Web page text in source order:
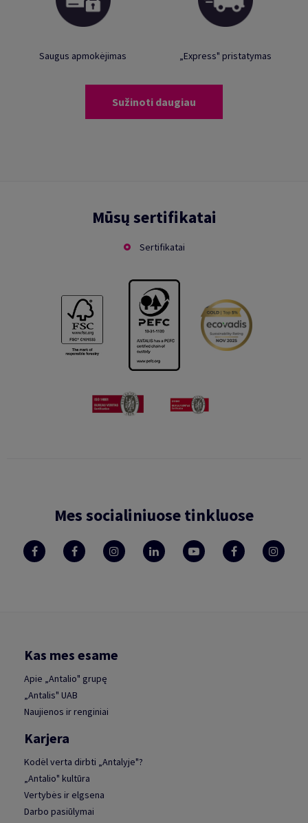
Saugus apmokėjimas „Express" pristatymas
Sužinoti daugiau
Mūsų sertifikatai
Sertifikatai
Mes socialiniuose tinkluose
Kas mes esame
Apie „Antalio" grupę
„Antalis" UAB
Naujienos ir renginiai
Karjera
Kodėl verta dirbti „Antalyje"?
„Antalio" kultūra
Vertybės ir elgsena
Darbo pasiūlymai